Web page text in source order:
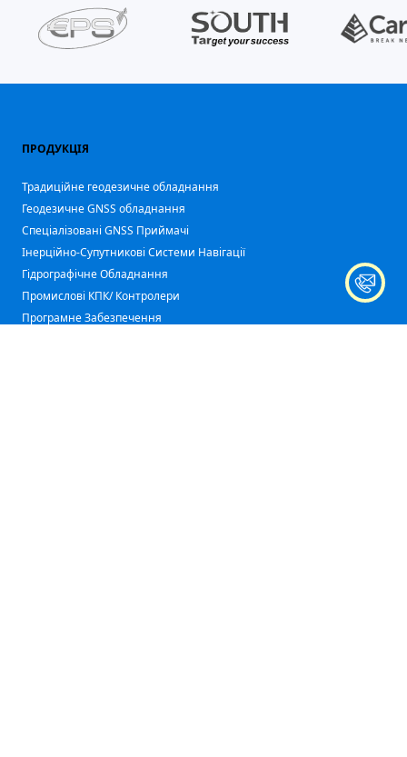
ПРОДУКЦІЯ
Традиційне геодезичне обладнання
Геодезичне GNSS обладнання
Спеціалізовані GNSS Приймачі
Iнерційно-Супутникові Системи Навігації
Гідрографічне Обладнання
Промислові КПК/ Контролери
Програмне Забезпечення